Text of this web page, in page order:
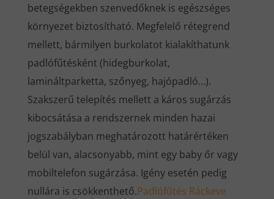
betegségekben szenvedőknek is egészséges
környezet biztosítható. Megfelelő rétegrend
mellett, bármilyen burkolatot kialakíthatunk
padlófűtésként (hidegburkolat,
lamináltparketta, szőnyeg, hajópadló…).
Szakszerű telepítés mellett a káros sugárzás
kibocsátása a rendszernek minden hazai
jogszabályban meghatározott határértéken
belül van, alacsonyabb, mint egy baby őr vagy
mobiltelefon sugárzása. Igény esetén pedig
nullára is csökkenthető.Padlófűtés Ráckeve